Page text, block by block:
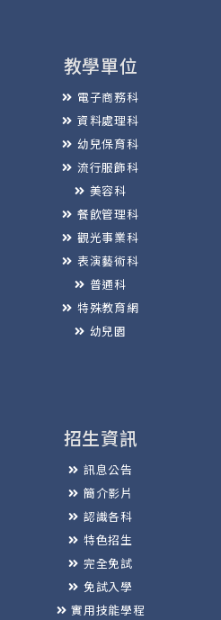
教學單位
電子商務科
資料處理科
幼兒保育科
流行服飾科
美容科
餐飲管理科
觀光事業科
表演藝術科
普通科
特殊教育網
幼兒園
招生資訊
訊息公告
簡介影片
認識各科
特色招生
完全免試
免試入學
實用技能學程